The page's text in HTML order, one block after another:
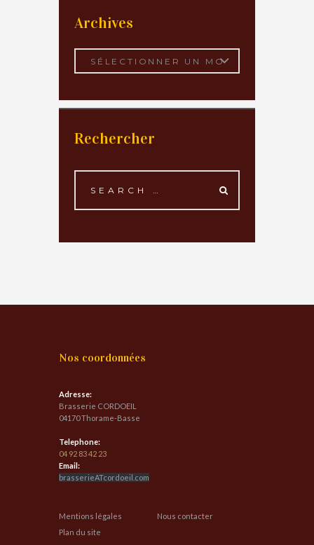
Archives
Rechercher
Nos coordonnées
Adresse:
Brasserie CORDOEIL
04170 Thorame-Basse
Telephone:
04 92 83 42 23
Email:
brasserieATcordoeil.com
Mentions légales
Nous contacter
Plan du site